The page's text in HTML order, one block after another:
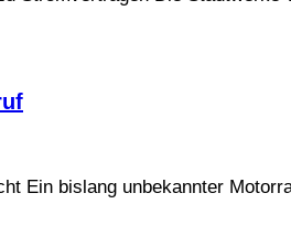
Ein bislang unbekannter